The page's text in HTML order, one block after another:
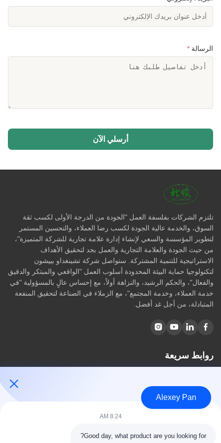
الرسالة *
أرسلي الآن
تلتزم الشركات بفلسفة العمل "الجودة من الدرجة الأولى لكسب ثقة
السوق، والخدمة عالية الجودة لكسب رضا العملاء، والتحسين المستمر
لتطوير المؤسسة والسعي لإنشاء إدارة علامة تجارية للشركة المتميزة"،
من حيث الجودة والعلامة التجارية والعمل بجد لتحقيق الأهداف
الاستراتيجية للتنمية المشتركة. ستواصل شركة تشينغداو بييشون
لتكنولوجيا حماية البيئة المحدودة أسلوب العمل "الواقعي والمبتكر والدقيق
والفعال"، والحكم الرشيد، والنزاهة أولاً، مع إحساس عالٍ بالمسؤولية "في
خدمة العملاء، وخدمة المجتمع"، مع الزملاء في الصناعة لتحقيق المنفعة
المتبادلة، من أجل غد أفضل.
روابط سريعة
معلومات عنا
المنتجات
اتصل بنا
فئات
Alexey Pan
8:24 AM
Good day, what product are you looking for?